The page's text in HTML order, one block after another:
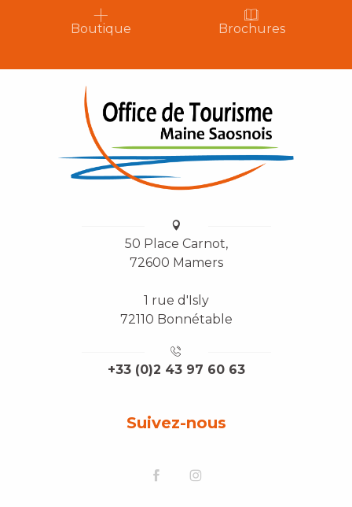
Boutique Brochures
50 Place Carnot,
72600 Mamers
1 rue d'Isly
72110 Bonnétable
+33 (0)2 43 97 60 63
Suivez-nous